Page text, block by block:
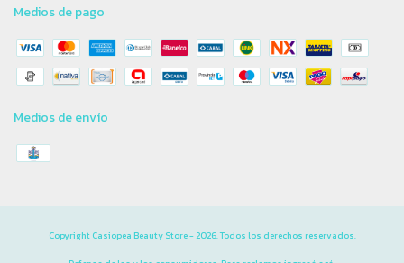
Medios de pago
Medios de envío
Copyright Casiopea Beauty Store - 2026. Todos los derechos reservados.